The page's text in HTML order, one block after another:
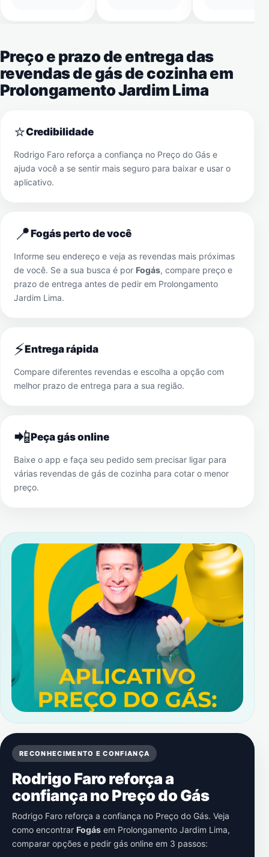
Preço e prazo de entrega das
revendas de gás de cozinha em
Prolongamento Jardim Lima
⭐Credibilidade
Rodrigo Faro reforça a confiança no Preço do Gás e
ajuda você a se sentir mais seguro para baixar e usar o
aplicativo.
📍Fogás perto de você
Informe seu endereço e veja as revendas mais próximas
de você. Se a sua busca é por Fogás, compare preço e
prazo de entrega antes de pedir em Prolongamento
Jardim Lima.
⚡Entrega rápida
Compare diferentes revendas e escolha a opção com
melhor prazo de entrega para a sua região.
📲Peça gás online
Baixe o app e faça seu pedido sem precisar ligar para
várias revendas de gás de cozinha para cotar o menor
preço.
RECONHECIMENTO E CONFIANÇA
Rodrigo Faro reforça a
confiança no Preço do Gás
Rodrigo Faro reforça a confiança no Preço do Gás. Veja
como encontrar Fogás em Prolongamento Jardim Lima,
comparar opções e pedir gás online em 3 passos: